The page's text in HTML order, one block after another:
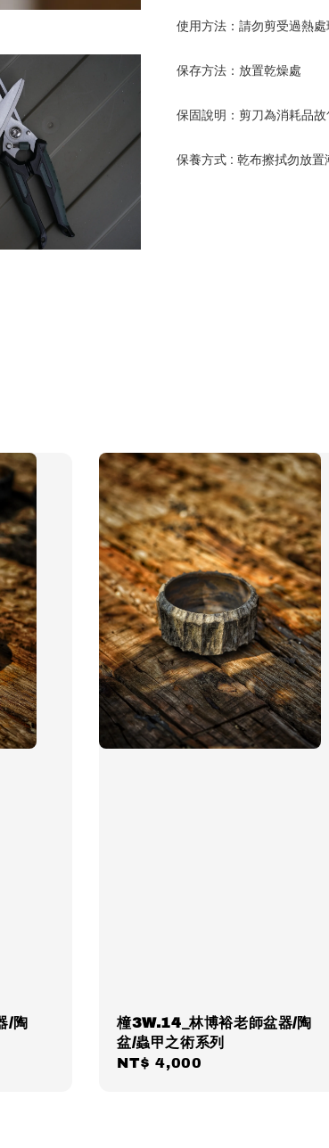
使用方法：請勿剪受過熱
保存方法：放置乾燥處
保固說明：剪刀為消耗品故
保養方式 : 乾布擦拭勿放置
/陶
橦3W.14_林博裕老師盆器/陶
盆/蟲甲之術系列
Regular
NT$ 4,000